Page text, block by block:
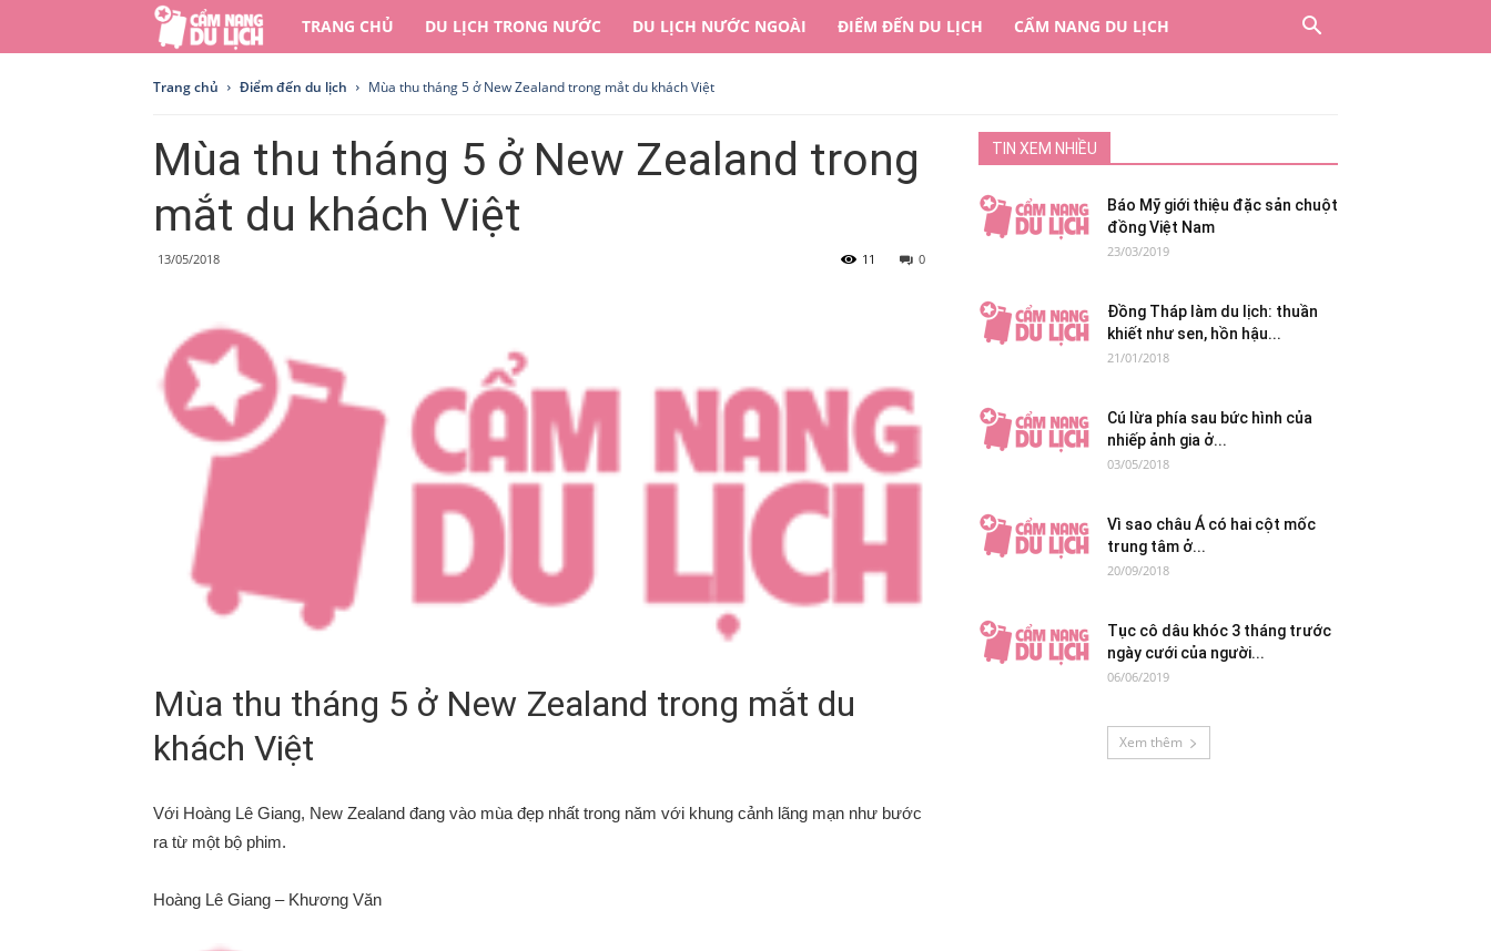
Cẩm
nang
TRANG CHỦ DU LỊCH TRONG NƯỚC DU LỊCH NƯỚC NGOÀI ĐIỂM ĐẾN DU LỊCH CẨM NANG DU LỊCH
Trang chủ Điểm đến du lịch Mùa thu tháng 5 ở New Zealand trong mắt du khách Việt
Mùa thu tháng 5 ở New Zealand trong
mắt du khách Việt
13/05/2018 0
11
Mùa thu tháng 5 ở New Zealand trong mắt du
khách Việt
Với Hoàng Lê Giang, New Zealand đang vào mùa đẹp nhất trong năm với khung cảnh lãng mạn như bước
ra từ một bộ phim.
Hoàng Lê Giang – Khương Văn
TIN XEM NHIỀU
Báo Mỹ giới thiệu đặc sản chuột
đồng Việt Nam
23/03/2019
Đồng Tháp làm du lịch: thuần
khiết như sen, hồn hậu...
21/01/2018
Cú lừa phía sau bức hình của
nhiếp ảnh gia ở...
03/05/2018
Vì sao châu Á có hai cột mốc
trung tâm ở...
20/09/2018
Tục cô dâu khóc 3 tháng trước
ngày cưới của người...
06/06/2019
Xem thêm